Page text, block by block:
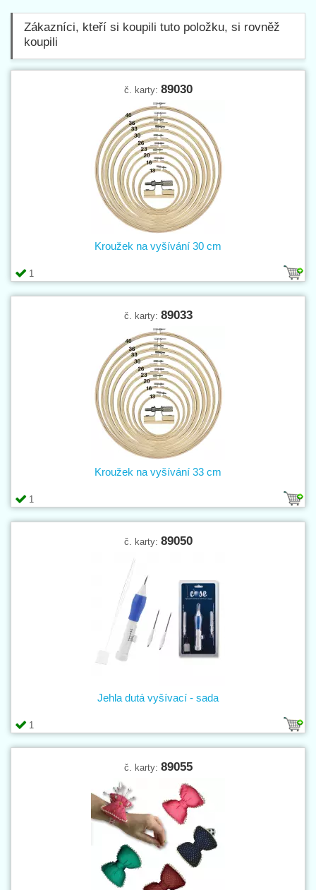
Zákazníci, kteří si koupili tuto položku, si rovněž
koupili
č. karty: 89030
1
Kroužek na vyšívání 30 cm
č. karty: 89033
1
Kroužek na vyšívání 33 cm
č. karty: 89050
1
Jehla dutá vyšívací - sada
č. karty: 89055